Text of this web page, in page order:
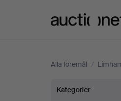
Alla föremål /
Serviser
Kategorier